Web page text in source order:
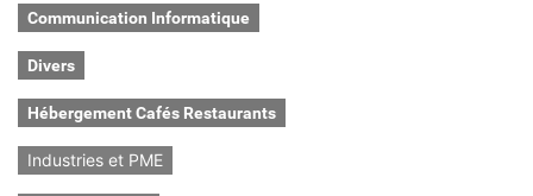
Communication Informatique
Divers
Hébergement Cafés Restaurants
Industries et PME